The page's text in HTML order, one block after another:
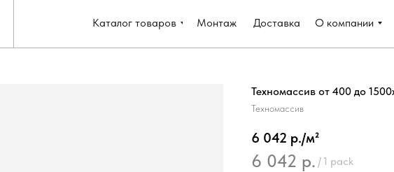
Каталог товаров Монтаж Доставка О компании
Техномассив от 400 до
Техномассив
6 042 р./м²
6 042 р. / 1 pack